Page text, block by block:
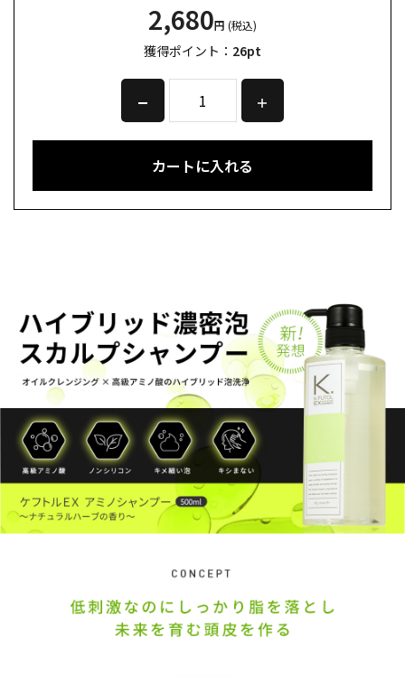
2,680円 (税込)
獲得ポイント： 26pt
カートに入れる